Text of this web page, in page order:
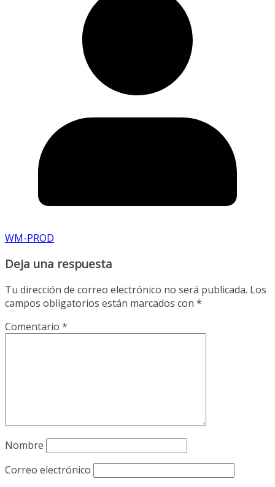
WM-PROD
Deja una respuesta
Tu dirección de correo electrónico no será publicada. Los
campos obligatorios están marcados con *
Comentario *
Nombre
Correo electrónico